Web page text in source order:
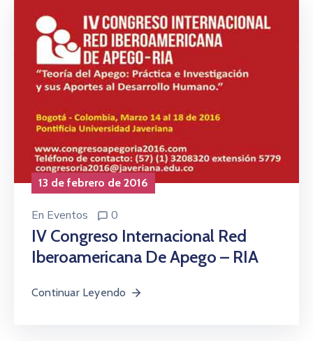
13 de febrero de 2016
En Eventos 0
IV Congreso Internacional Red
Iberoamericana De Apego – RIA
Continuar Leyendo